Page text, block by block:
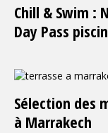
Chill & Swim :
Day Pass
Sélection des
à Marrakech